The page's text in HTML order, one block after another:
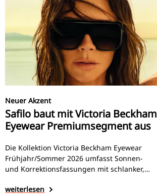
weiterlesen
Neuer Akzent
Safilo baut mit Victoria Beckham
Eyewear Premiumsegment aus
Die Kollektion Victoria Beckham Eyewear
Frühjahr/Sommer 2026 umfasst Sonnen-
und Korrektionsfassungen mit schlanker,
zeitlosen Farben. Die Partnerschaft zwischen